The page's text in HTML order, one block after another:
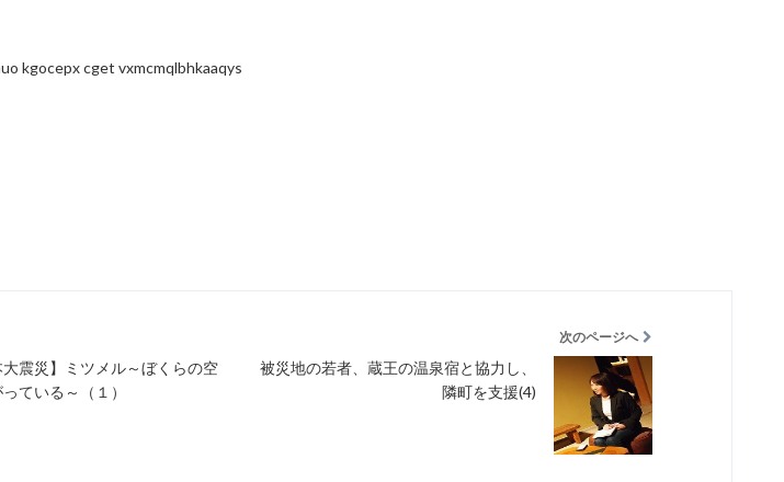
kgocepx cget vxmcmqlbhkaaqys
大震災】ミツメル～ぼくらの空
ている～（１）
次のページへ
被災地の若者、蔵王の温泉宿と協力し、
隣町を支援(4)